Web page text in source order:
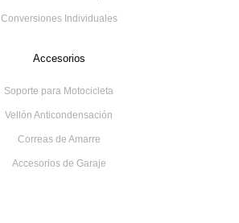
Conversiones Individuales
Accesorios
Soporte para Motocicleta
Vellón Anticondensación
Correas de Amarre
Accesorios de Garaje